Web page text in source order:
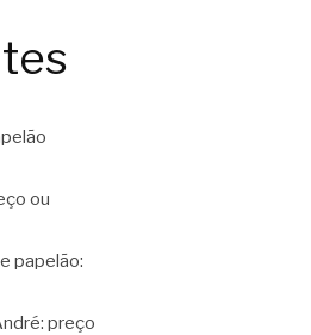
ou
papelão:
preço